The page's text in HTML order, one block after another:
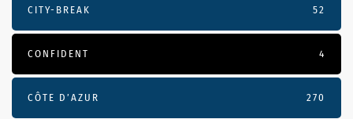
CITY-BREAK 52
CONFIDENT 4
CÔTE D’AZUR 270